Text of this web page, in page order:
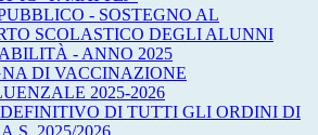
- SOSTEGNO AL
SCOLASTICO DEGLI ALUNNI
- ANNO 2025
DI VACCINAZIONE
2025-2026
DI TUTTI GLI ORDINI DI